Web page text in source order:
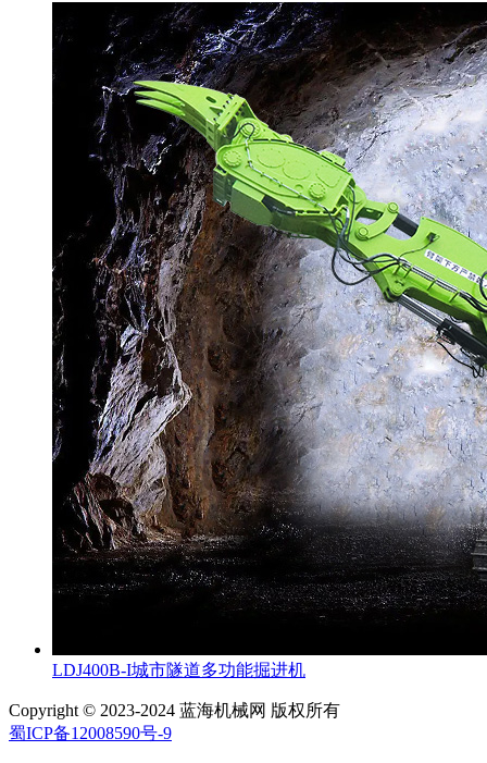
LDJ400B-I城市隧道多功能掘进机
Copyright © 2023-2024 蓝海机械网 版权所有
蜀ICP备12008590号-9